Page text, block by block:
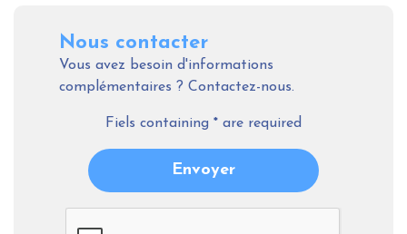
Nous contacter
Vous avez besoin d'informations
complémentaires ? Contactez-nous.
Fiels containing * are required
Envoyer